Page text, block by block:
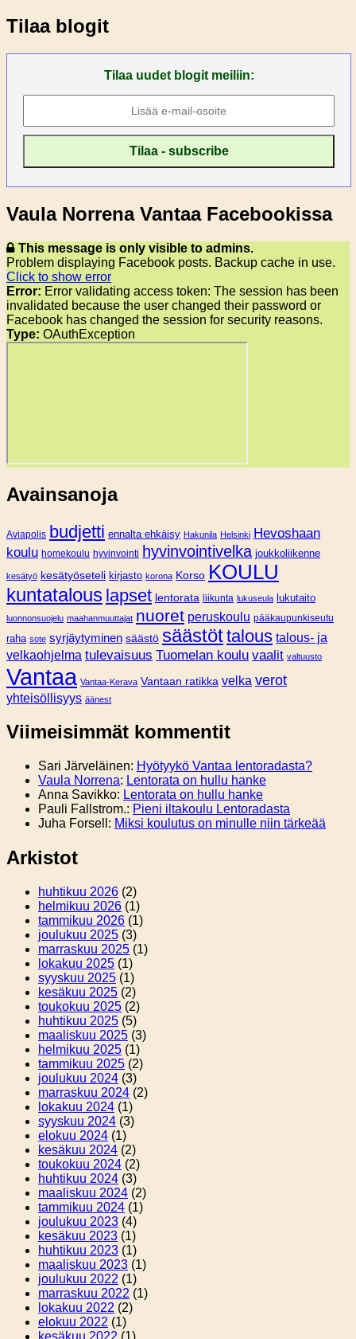
Tilaa blogit
Tilaa uudet blogit meiliin:
Vaula Norrena Vantaa Facebookissa
This message is only visible to admins.
Problem displaying Facebook posts. Backup cache in use.
Click to show error
Error: Error validating access token: The session has been
invalidated because the user changed their password or
Facebook has changed the session for security reasons.
Type: OAuthException
Avainsanoja
Aviapolis budjetti ennalta ehkäisy Hakunila Helsinki Hevoshaan
koulu homekoulu hyvinvointi hyvinvointivelka joukkoliikenne
kesätyö kesätyöseteli kirjasto korona Korso KOULU
kuntatalous lapset lentorata liikunta lukuseula lukutaito
luonnonsuojelu maahanmuuttajat nuoret peruskoulu pääkaupunkiseutu
raha sote syrjäytyminen säästö säästöttalous talous- ja
velkaohjelma tulevaisuus Tuomelan koulu vaalit valtuusto
Vantaa Vantaa-Kerava Vantaan ratikka velka verot
yhteisöllisyys äänest
Viimeisimmät kommentit
Sari Järveläinen: Hyötyykö Vantaa lentoradasta?
Vaula Norrena: Lentorata on hullu hanke
Anna Savikko: Lentorata on hullu hanke
Pauli Fallstrom.: Pieni iltakoulu Lentoradasta
Juha Forsell : Miksi koulutus on minulle niin tärkeää
Arkistot
huhtikuu 2026 (2)
helmikuu 2026 (1)
tammikuu 2026 (1)
joulukuu 2025 (3)
marraskuu 2025 (1)
lokakuu 2025 (1)
syyskuu 2025 (1)
kesäkuu 2025 (2)
toukokuu 2025 (2)
huhtikuu 2025 (5)
maaliskuu 2025 (3)
helmikuu 2025 (1)
tammikuu 2025 (2)
joulukuu 2024 (3)
marraskuu 2024 (2)
lokakuu 2024 (1)
syyskuu 2024 (3)
elokuu 2024 (1)
kesäkuu 2024 (2)
toukokuu 2024 (2)
huhtikuu 2024 (3)
maaliskuu 2024 (2)
tammikuu 2024 (1)
joulukuu 2023 (4)
kesäkuu 2023 (1)
huhtikuu 2023 (1)
maaliskuu 2023 (1)
joulukuu 2022 (1)
marraskuu 2022 (1)
lokakuu 2022 (2)
elokuu 2022 (1)